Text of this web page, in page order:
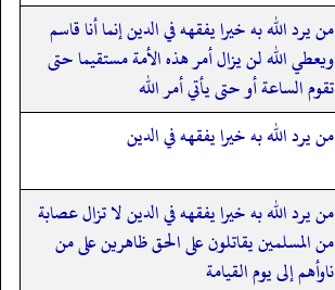
من يرد الله به خيرا يفقهه في الدين إنما أنا قاسم
ويعطي الله لن يزال أمر هذه الأمة مستقيما حتى
تقوم الساعة أو حتى يأتي أمر الله
من يرد الله به خيرا يفقهه في الدين
من يرد الله به خيرا يفقهه في الدين لا تزال عصابة
من المسلمين يقاتلون على الحق ظاهرين على من
ناوأهم إلى يوم القيامة